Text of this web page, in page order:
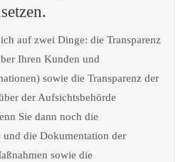
auf zwei Dinge: die Transparenz
Ihren Kunden und
sowie die Transparenz der
der Aufsichtsbehörde
Sie dann noch die
die Dokumentation der
sowie die